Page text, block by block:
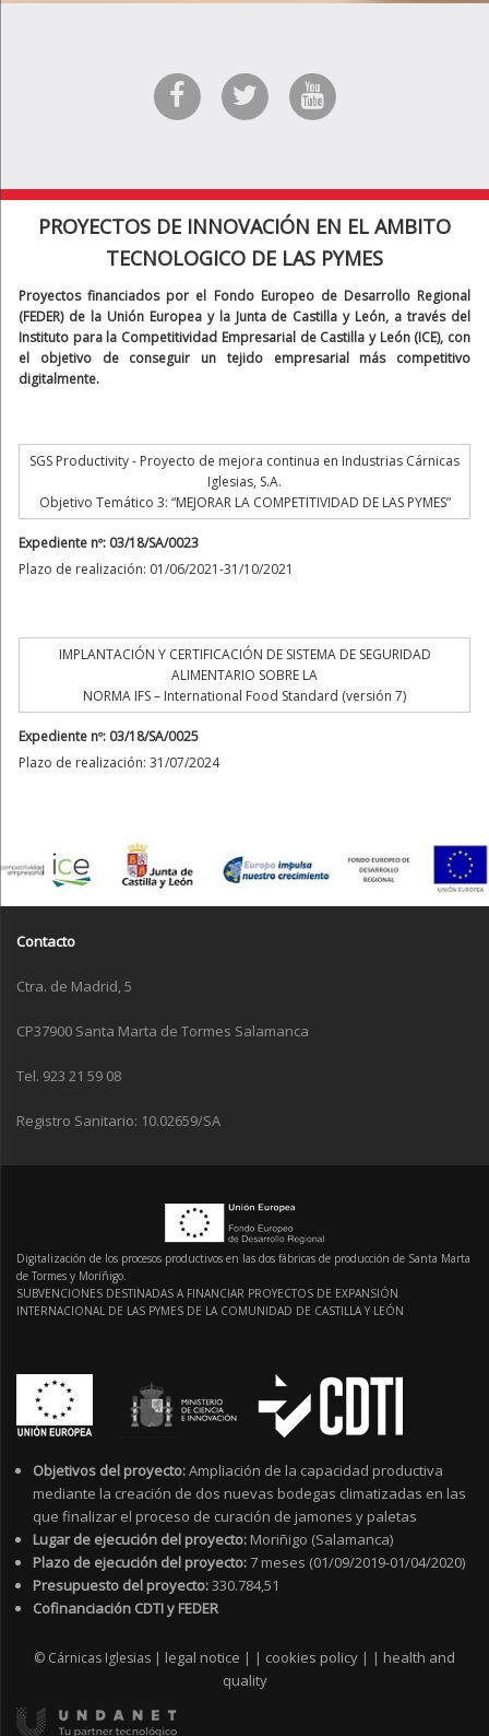
PROYECTOS DE INNOVACIÓN EN EL AMBITO
TECNOLOGICO DE LAS PYMES
Proyectos financiados por el Fondo Europeo de Desarrollo Regional
(FEDER) de la Unión Europea y la Junta de Castilla y León, a través del
Instituto para la Competitividad Empresarial de Castilla y León (ICE), con
el objetivo de conseguir un tejido empresarial más competitivo
digitalmente.
SGS Productivity - Proyecto de mejora continua en Industrias Cárnicas
Iglesias, S.A.
Objetivo Temático 3: “MEJORAR LA COMPETITIVIDAD DE LAS PYMES”
Expediente nº: 03/18/SA/0023
Plazo de realización: 01/06/2021-31/10/2021
IMPLANTACIÓN Y CERTIFICACIÓN DE SISTEMA DE SEGURIDAD
ALIMENTARIO SOBRE LA
NORMA IFS – International Food Standard (versión 7)
Expediente nº: 03/18/SA/0025
Plazo de realización: 31/07/2024
Contacto
Ctra. de Madrid, 5
CP37900 Santa Marta de Tormes Salamanca
Tel. 923 21 59 08
Registro Sanitario: 10.02659/SA
Digitalización de los procesos productivos en las dos fábricas de producción de Santa Marta
de Tormes y Moríñigo.
SUBVENCIONES DESTINADAS A FINANCIAR PROYECTOS DE EXPANSIÓN
INTERNACIONAL DE LAS PYMES DE LA COMUNIDAD DE CASTILLA Y LEÓN
Objetivos del proyecto:Ampliación de la capacidad productiva
mediante la creación de dos nuevas bodegas climatizadas en las
que finalizar el proceso de curación de jamones y paletas
Lugar de ejecución del proyecto: Moriñigo (Salamanca)
Plazo de ejecución del proyecto:7 meses (01/09/2019-01/04/2020)
Presupuesto del proyecto:330.784,51
Cofinanciación CDTI y FEDER
© Cárnicas Iglesias | legal notice | | cookies policy | | health and
quality